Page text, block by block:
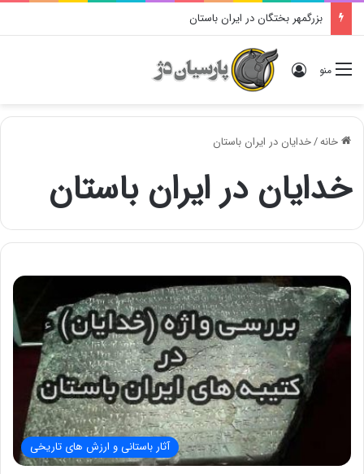
بزرگمهر بختگان در ایران باستان
منو ورود
خانه/خدایان در ایران باستان
خدایان در ایران باستان
آثار باستانی و ارزش های تاریخی